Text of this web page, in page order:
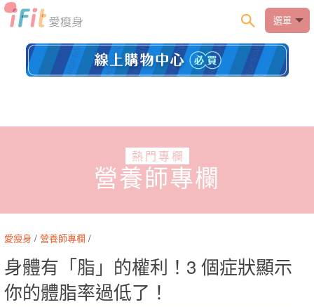
選單
熱門專欄
營養師專欄
愛瘦身 / 營養師專欄 /
身體有「脂」的權利！3 個症狀顯示
你的體脂率過低了！